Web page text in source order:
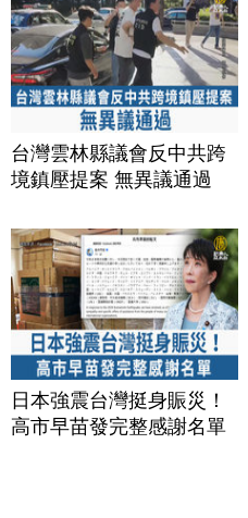
台灣雲林縣議會反中共跨
境鎮壓提案 無異議通過
日本強震台灣挺身賑災！
高市早苗發完整感謝名單